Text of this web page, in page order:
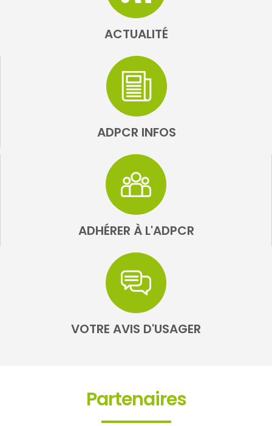
ACTUALITÉ
ADPCR INFOS
ADHÉRER À L'ADPCR
VOTRE AVIS D'USAGER
Partenaires